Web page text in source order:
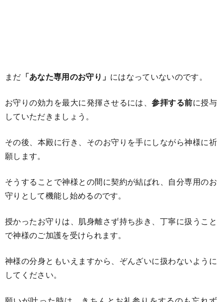
まだ 「あなた専用のお守り」 にはなっていないのです。
お守りの効力を最大に発揮させるには、参拝する前に授与
していただきましょう。
その後、本殿に行き、そのお守りを手にしながら神様に祈
願します。
そうすることで神様との間に契約が結ばれ、自分専用のお
守りとして機能し始めるのです。
授かったお守りは、肌身離さず持ち歩き、丁寧に扱うこと
で神様のご加護を受けられます。
神様の分身ともいえますから、ぞんざいに扱わないように
してください。